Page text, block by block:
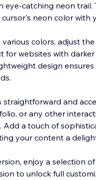
eye-catching neon
neon color with
colors, adjust
for websites with
design
straightforward and
or any other
Add a touch of
your content a
enjoy a selection
to unlock full